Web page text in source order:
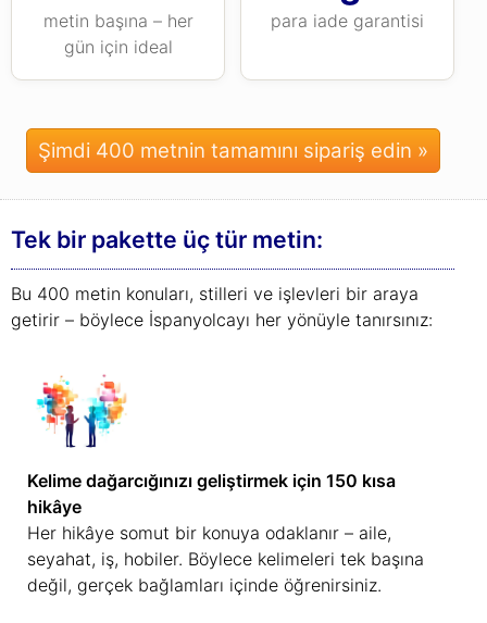
metin başına – her
gün için ideal
para iade garantisi
Şimdi 400 metnin tamamını sipariş edin »
Tek bir pakette üç tür metin:
Bu 400 metin konuları, stilleri ve işlevleri bir araya
getirir – böylece İspanyolcayı her yönüyle tanırsınız:
Kelime dağarcığınızı geliştirmek için 150 kısa
hikâye
Her hikâye somut bir konuya odaklanır – aile,
seyahat, iş, hobiler. Böylece kelimeleri tek başına
değil, gerçek bağlamları içinde öğrenirsiniz.